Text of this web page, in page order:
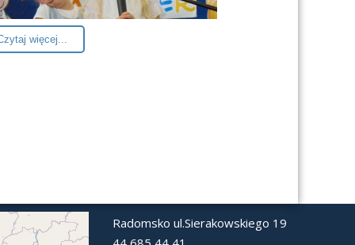
więcej...
Radomsko ul.Sierakowskiego 19